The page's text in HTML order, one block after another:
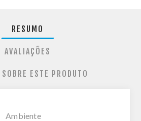
RESUMO
AVALIAÇÕES
ESTE PRODUTO
Ambiente